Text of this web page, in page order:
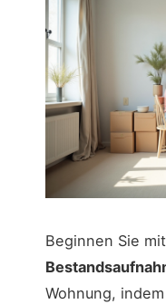
Beginnen Sie
Wohnung,